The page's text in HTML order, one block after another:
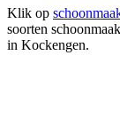
Klik op
soorten
in Kockengen.